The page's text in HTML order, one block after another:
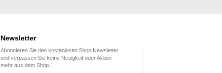
Newsletter
Abonnieren Sie den kostenlosen Shop Newsletter
und verpassen Sie keine Neuigkeit oder Aktion
mehr aus dem Shop.